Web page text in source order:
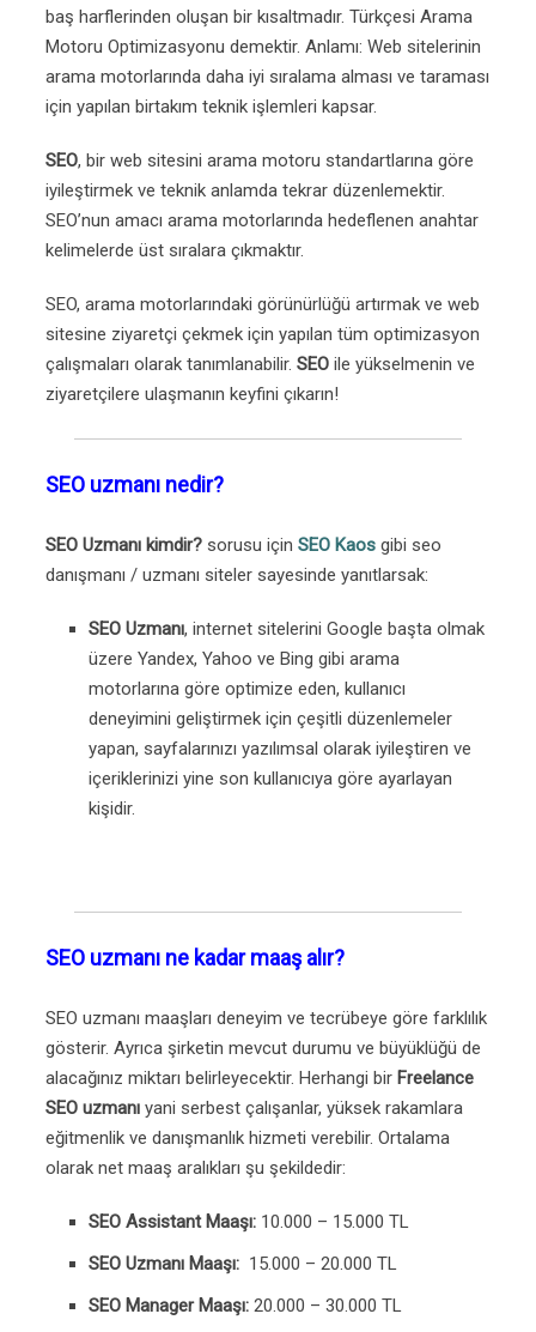
baş harflerinden oluşan bir kısaltmadır. Türkçesi Arama
Motoru Optimizasyonu demektir. Anlamı: Web sitelerinin
arama motorlarında daha iyi sıralama alması ve taraması
için yapılan birtakım teknik işlemleri kapsar.
SEO, bir web sitesini arama motoru standartlarına göre
iyileştirmek ve teknik anlamda tekrar düzenlemektir.
SEO’nun amacı arama motorlarında hedeflenen anahtar
kelimelerde üst sıralara çıkmaktır.
SEO, arama motorlarındaki görünürlüğü artırmak ve web
sitesine ziyaretçi çekmek için yapılan tüm optimizasyon
çalışmaları olarak tanımlanabilir. SEO ile yükselmenin ve
ziyaretçilere ulaşmanın keyfini çıkarın!
SEO uzmanı nedir?
SEO Uzmanı kimdir? sorusu için SEO Kaos gibi seo
danışmanı / uzmanı siteler sayesinde yanıtlarsak:
SEO Uzmanı, internet sitelerini Google başta olmak
üzere Yandex, Yahoo ve Bing gibi arama
motorlarına göre optimize eden, kullanıcı
deneyimini geliştirmek için çeşitli düzenlemeler
yapan, sayfalarınızı yazılımsal olarak iyileştiren ve
içeriklerinizi yine son kullanıcıya göre ayarlayan
kişidir.
SEO uzmanı ne kadar maaş alır?
SEO uzmanı maaşları deneyim ve tecrübeye göre farklılık
gösterir. Ayrıca şirketin mevcut durumu ve büyüklüğü de
alacağınız miktarı belirleyecektir. Herhangi bir Freelance
SEO uzmanı yani serbest çalışanlar, yüksek rakamlara
eğitmenlik ve danışmanlık hizmeti verebilir. Ortalama
olarak net maaş aralıkları şu şekildedir:
SEO Assistant Maaşı: 10.000 – 15.000 TL
SEO Uzmanı Maaşı: 15.000 – 20.000 TL
SEO Manager Maaşı: 20.000 – 30.000 TL